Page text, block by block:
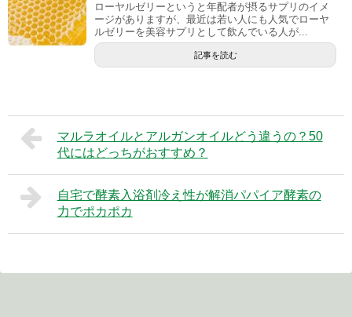
ローヤルゼリーというと年配者が摂るサプリのイメ
ージがありますが、最近は若い人にも人気でローヤ
ルゼリーを美容サプリとして飲んでいる人が...
記事を読む
マルラオイルとアルガンオイルどう違うの？50
代にはどっちがおすすめ？
自宅で酵素入浴剤冷え性が解消パパイア酵素の
力でポカポカ